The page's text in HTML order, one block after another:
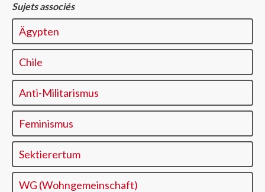
Sujets associés
Ägypten
Chile
Anti-Militarismus
Feminismus
Sektierertum
WG (Wohngemeinschaft)